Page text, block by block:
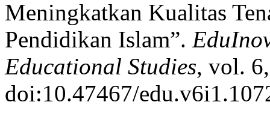
Meningkatkan Kualitas
Pendidikan Islam”.
Educational Studies, vol.
doi:10.47467/